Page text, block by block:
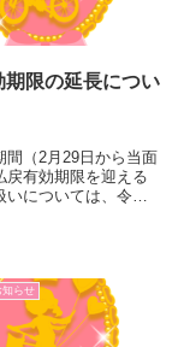
期限の延長につい
間（2月29日から当面
戻有効期限を迎える
については、令和2
で、お手持ちの車券
知らせ